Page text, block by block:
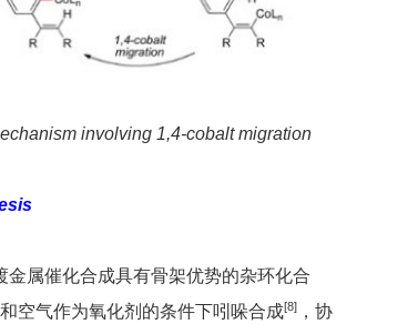
involving 1,4-cobalt migration
属催化合成具有骨架优势的杂环化合
空气作为氧化剂的条件下吲哚合成[8] ，协